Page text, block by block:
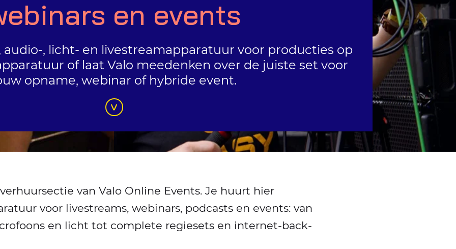
en events
audio-, licht- en livestreamapparatuur voor producties op
of laat Valo meedenken over de juiste set voor
opname, webinar of hybride event.
van Valo Online Events. Je huurt hier
voor livestreams, webinars, podcasts en events: van
en licht tot complete regiesets en internet-back-